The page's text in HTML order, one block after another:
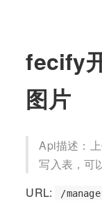
fecify
图片
Api描述：
写入表，可
URL:
/